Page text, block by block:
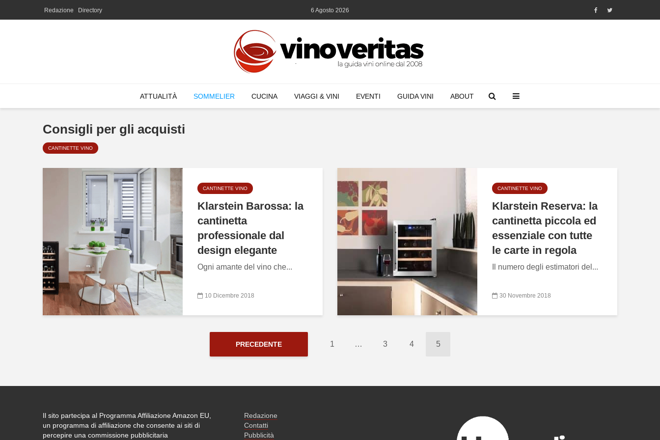
Redazione Directory 6 Agosto 2026
ATTUALITÀ SOMMELIER CUCINA VIAGGI & VINI EVENTI GUIDA VINI ABOUT
Consigli per gli acquisti
CANTINETTE VINO
CANTINETTE VINO
Klarstein Barossa: la
cantinetta
professionale dal
design elegante
Ogni amante del vino che...
10 Dicembre 2018
CANTINETTE VINO
Klarstein Reserva: la
cantinetta piccola ed
essenziale con tutte
le carte in regola
Il numero degli estimatori del...
30 Novembre 2018
PRECEDENTE 1 … 3 4 5
Il sito partecipa al Programma Affiliazione Amazon EU,
un programma di affiliazione che consente ai siti di
percepire una commissione pubblicitaria
Redazione
Contatti
Pubblicità